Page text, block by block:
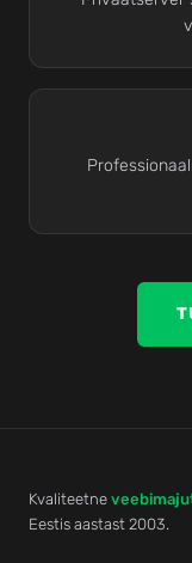
Kvaliteetne
Eestis aastast 2003.